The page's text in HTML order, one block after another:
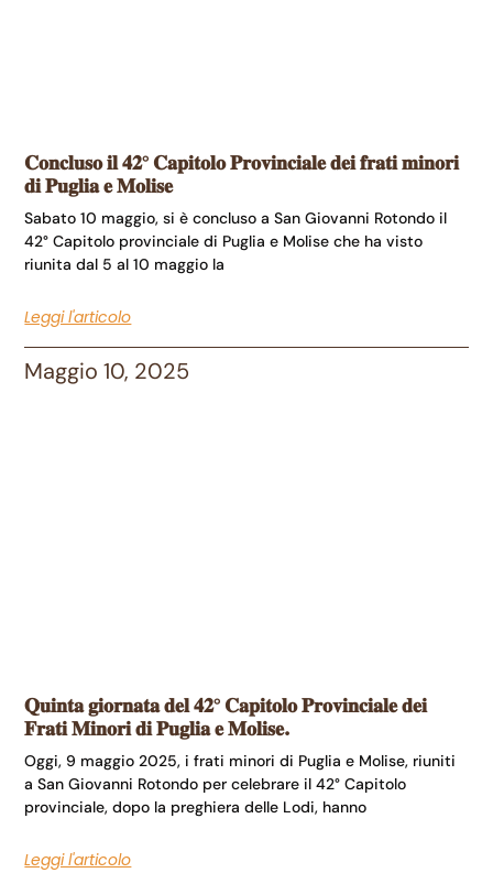
𝐂𝐨𝐧𝐜𝐥𝐮𝐬𝐨 𝐢𝐥 𝟒𝟐° 𝐂𝐚𝐩𝐢𝐭𝐨𝐥𝐨 𝐏𝐫𝐨𝐯𝐢𝐧𝐜𝐢𝐚𝐥𝐞 𝐝𝐞𝐢 𝐟𝐫𝐚𝐭𝐢 𝐦𝐢𝐧𝐨𝐫𝐢
𝐝𝐢 𝐏𝐮𝐠𝐥𝐢𝐚 𝐞 𝐌𝐨𝐥𝐢𝐬𝐞
Sabato 10 maggio, si è concluso a San Giovanni Rotondo il
42° Capitolo provinciale di Puglia e Molise che ha visto
riunita dal 5 al 10 maggio la
Leggi l'articolo
Maggio 10, 2025
𝐐𝐮𝐢𝐧𝐭𝐚 𝐠𝐢𝐨𝐫𝐧𝐚𝐭𝐚 𝐝𝐞𝐥 𝟒𝟐° 𝐂𝐚𝐩𝐢𝐭𝐨𝐥𝐨 𝐏𝐫𝐨𝐯𝐢𝐧𝐜𝐢𝐚𝐥𝐞 𝐝𝐞𝐢
𝐅𝐫𝐚𝐭𝐢 𝐌𝐢𝐧𝐨𝐫𝐢 𝐝𝐢 𝐏𝐮𝐠𝐥𝐢𝐚 𝐞 𝐌𝐨𝐥𝐢𝐬𝐞.
Oggi, 9 maggio 2025, i frati minori di Puglia e Molise, riuniti
a San Giovanni Rotondo per celebrare il 42° Capitolo
provinciale, dopo la preghiera delle Lodi, hanno
Leggi l'articolo